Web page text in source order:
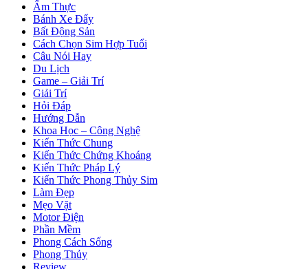
Ẩm Thực
Bánh Xe Đẩy
Bất Động Sản
Cách Chọn Sim Hợp Tuổi
Câu Nói Hay
Du Lịch
Game – Giải Trí
Giải Trí
Hỏi Đáp
Hướng Dẫn
Khoa Học – Công Nghệ
Kiến Thức Chung
Kiến Thức Chứng Khoáng
Kiến Thức Pháp Lý
Kiến Thức Phong Thủy Sim
Làm Đẹp
Mẹo Vặt
Motor Điện
Phần Mềm
Phong Cách Sống
Phong Thủy